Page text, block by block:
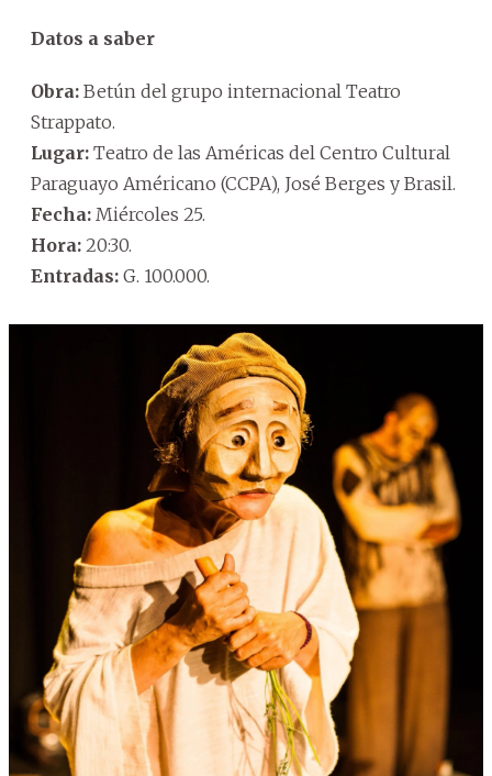
Datos a saber
Obra: Betún del grupo internacional Teatro
Strappato.
Lugar: Teatro de las Américas del Centro Cultural
Paraguayo Américano (CCPA), José Berges y Brasil.
Fecha: Miércoles 25.
Hora: 20:30.
Entradas: G. 100.000.